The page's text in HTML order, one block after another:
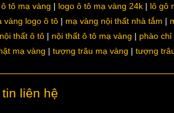
tô mạ vàng logo ô tô mạ vàng 24k
lô gô
vàng logo ô tô mạ vàng nội thất nhà tắm
nội thất ô tô nội thất ô tô mạ vàng
phào chỉ
mạ vàng tượng trâu mạ vàng tượng
liên hệ